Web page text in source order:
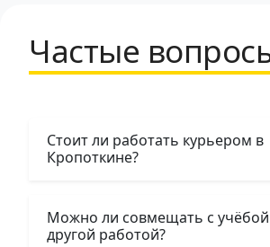
Частые
Стоит ли работать курьером в
Кропоткине?
Можно ли совмещать с
другой работой?